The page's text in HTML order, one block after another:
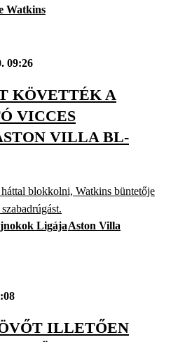
Watkins
09:26
KÖVETTÉK A
VICCES
VILLA BL-
blokkolni, Watkins büntetője
LigájaAston Villa
ILLETŐEN